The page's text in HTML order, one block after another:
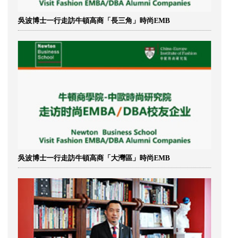
吳波博士一行走訪牛頓高商「長三角」時尚EMB
吳波博士一行走訪牛頓高商「大灣區」時尚EMB